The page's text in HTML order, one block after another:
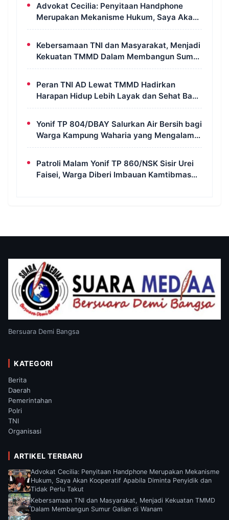
Advokat Cecilia: Penyitaan Handphone
Merupakan Mekanisme Hukum, Saya Akan
Kooperatif Apabila Diminta Penyidik dan
Kebersamaan TNI dan Masyarakat, Menjadi
Kekuatan TMMD Dalam Membangun Sumur
Galian di Wanam
Peran TNI AD Lewat TMMD Hadirkan
Harapan Hidup Lebih Layak dan Sehat Bagi
Warga Kampung Wanam
Yonif TP 804/DBAY Salurkan Air Bersih bagi
Warga Kampung Waharia yang Mengalami
Krisis Air
Patroli Malam Yonif TP 860/NSK Sisir Urei
Faisei, Warga Diberi Imbauan Kamtibmas
Bersuara Demi Bangsa
KATEGORI
Berita
Daerah
Pemerintahan
Polri
TNI
Organisasi
ARTIKEL TERBARU
Advokat Cecilia: Penyitaan Handphone Merupakan Mekanisme
Hukum, Saya Akan Kooperatif Apabila Diminta Penyidik dan
Tidak Perlu Takut
Kebersamaan TNI dan Masyarakat, Menjadi Kekuatan TMMD
Dalam Membangun Sumur Galian di Wanam